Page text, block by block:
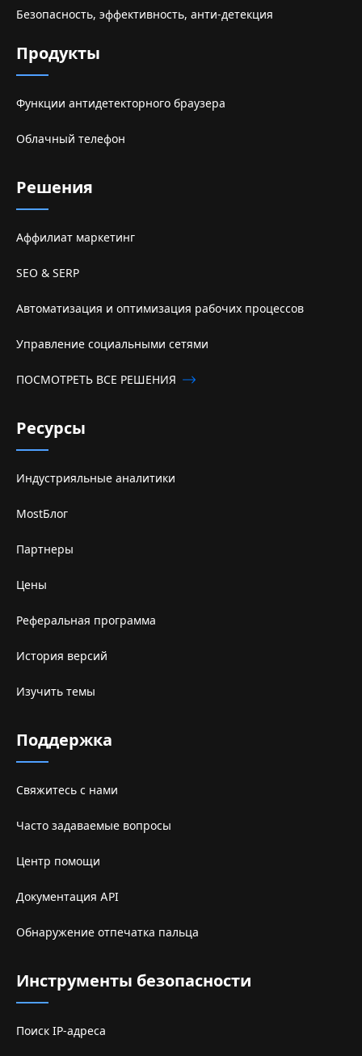
Безопасность, эффективность, анти-детекция
Продукты
Функции антидетекторного браузера
Облачный телефон
Решения
Аффилиат маркетинг
SEO & SERP
Автоматизация и оптимизация рабочих процессов
Управление социальными сетями
ПОСМОТРЕТЬ ВСЕ РЕШЕНИЯ
Ресурсы
Индустрияльные аналитики
MostБлог
Партнеры
Цены
Реферальная программа
История версий
Изучить темы
Поддержка
Свяжитесь с нами
Часто задаваемые вопросы
Центр помощи
Документация API
Обнаружение отпечатка пальца
Инструменты безопасности
Поиск IP-адреса